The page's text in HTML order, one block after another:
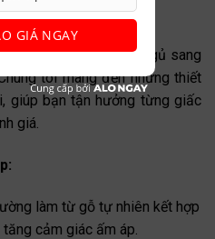
bộ sưu tập giường ngủ sang
tôi mang đến những thiết
giúp bạn tận hưởng từng giấc
giá.
làm từ gỗ tự nhiên kết hợp
cảm giác ấm áp.
GIÁ NGAY